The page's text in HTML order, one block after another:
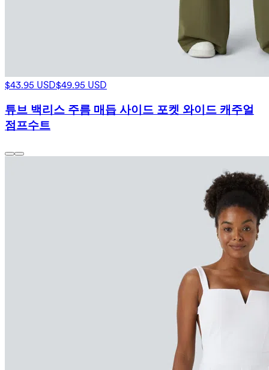
$43.95 USD$49.95 USD
튜브 백리스 주름 매듭 사이드 포켓 와이드 캐주얼
점프수트